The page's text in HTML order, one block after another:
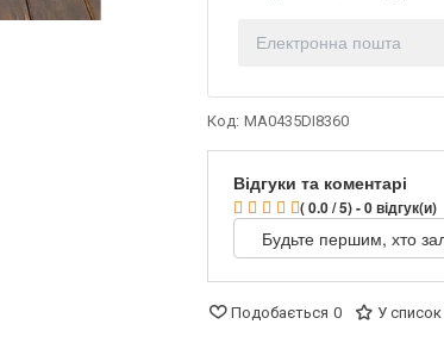
Код: MA0435DI8360
Відгуки та коментарі
( 0.0 / 5) - 0 відгук(и)
Будьте першим, хто
Подобається 0 У